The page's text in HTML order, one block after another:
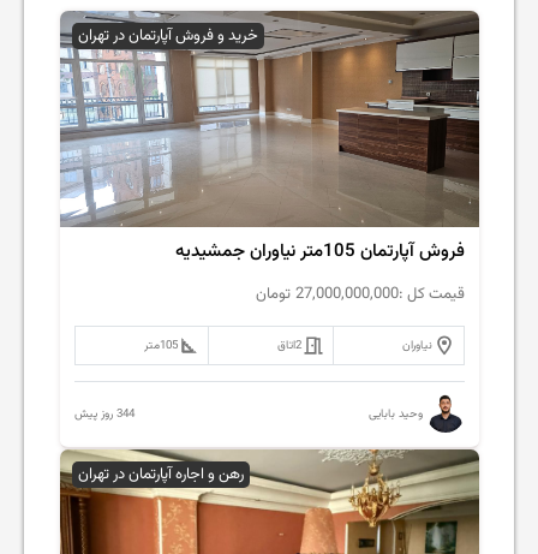
خرید و فروش آپارتمان در تهران
فروش آپارتمان 105متر نیاوران جمشیدیه
قیمت کل :27,000,000,000 تومان
نیاوران 2اتاق 105متر
وحید بابایی 344 روز پیش
رهن و اجاره آپارتمان در تهران